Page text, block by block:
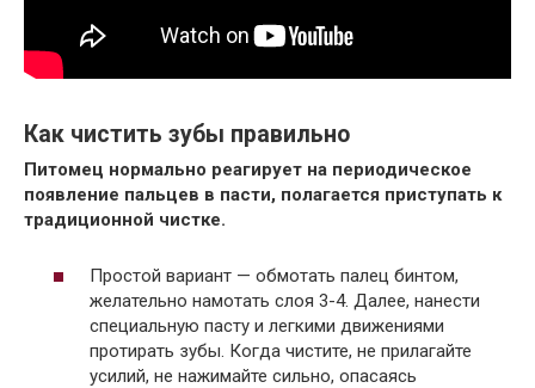
Как чистить зубы правильно
Питомец нормально реагирует на периодическое
появление пальцев в пасти, полагается приступать к
традиционной чистке.
Простой вариант — обмотать палец бинтом,
желательно намотать слоя 3-4. Далее, нанести
специальную пасту и легкими движениями
протирать зубы. Когда чистите, не прилагайте
усилий, не нажимайте сильно, опасаясь